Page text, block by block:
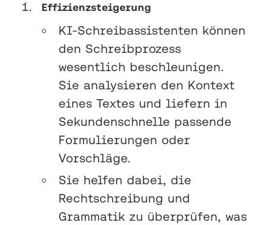
Effizienzsteigerung
KI-Schreibassistenten können
den Schreibprozess
wesentlich beschleunigen.
Sie analysieren den Kontext
eines Textes und liefern in
Sekundenschnelle passende
Formulierungen oder
Vorschläge.
Sie helfen dabei, die
Rechtschreibung und
Grammatik zu überprüfen, was